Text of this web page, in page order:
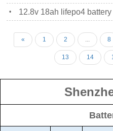
• 12.8v 18ah lifepo4
« 1 2 ... 8
13 14